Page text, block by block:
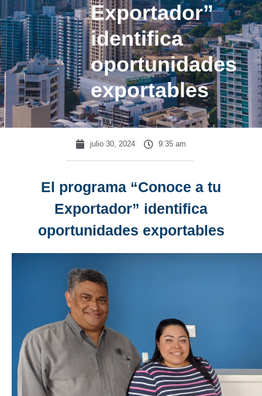
Exportador”
identifica
oportunidades
exportables
julio 30, 2024 9:35 am
El programa “Conoce a tu
Exportador” identifica
oportunidades exportables